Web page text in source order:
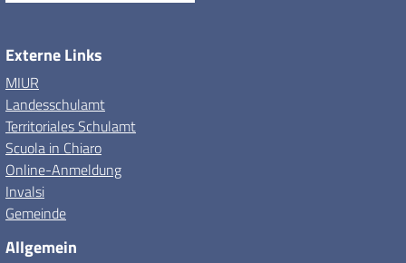
Externe Links
MIUR
Landesschulamt
Territoriales Schulamt
Scuola in Chiaro
Online-Anmeldung
Invalsi
Gemeinde
Allgemein